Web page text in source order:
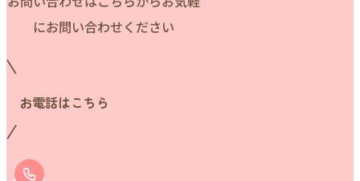
にお問い合わせください
お電話はこちら